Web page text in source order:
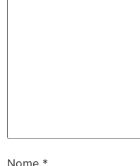
Nome *